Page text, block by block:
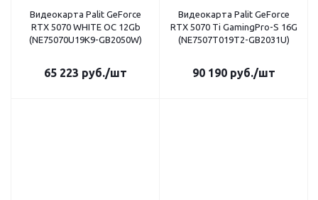
Видеокарта Palit GeForce
RTX 5070 WHITE OC 12Gb
(NE75070U19K9-GB2050W)
65 223 руб./шт
Видеокарта Palit GeForce
RTX 5070 Ti GamingPro-S 16G
(NE7507T019T2-GB2031U)
90 190 руб./шт